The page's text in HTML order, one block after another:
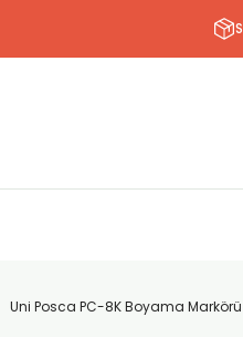
Uni Posca PC-8K Boyama Markörü